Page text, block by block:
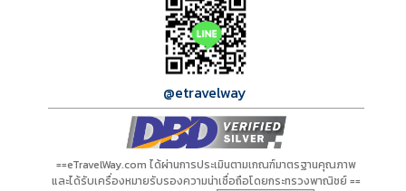
@etravelway
==eTravelWay.com ได้ผ่านการประเมินตามเกณฑ์มาตรฐานคุณภาพ
และได้รับเครื่องหมายรับรองความน่าเชื่อถือโดยกระทรวงพาณิชย์ ==